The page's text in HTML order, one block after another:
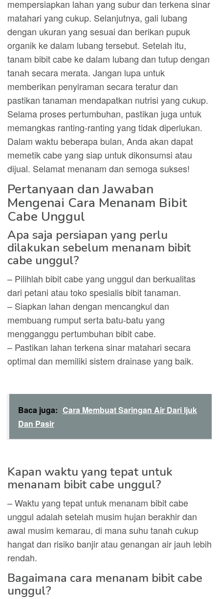
mempersiapkan lahan yang subur dan terkena sinar
matahari yang cukup. Selanjutnya, gali lubang
dengan ukuran yang sesuai dan berikan pupuk
organik ke dalam lubang tersebut. Setelah itu,
tanam bibit cabe ke dalam lubang dan tutup dengan
tanah secara merata. Jangan lupa untuk
memberikan penyiraman secara teratur dan
pastikan tanaman mendapatkan nutrisi yang cukup.
Selama proses pertumbuhan, pastikan juga untuk
memangkas ranting-ranting yang tidak diperlukan.
Dalam waktu beberapa bulan, Anda akan dapat
memetik cabe yang siap untuk dikonsumsi atau
dijual. Selamat menanam dan semoga sukses!
Pertanyaan dan Jawaban
Mengenai Cara Menanam Bibit
Cabe Unggul
Apa saja persiapan yang perlu
dilakukan sebelum menanam bibit
cabe unggul?
– Pilihlah bibit cabe yang unggul dan berkualitas
dari petani atau toko spesialis bibit tanaman.
– Siapkan lahan dengan mencangkul dan
membuang rumput serta batu-batu yang
mengganggu pertumbuhan bibit cabe.
– Pastikan lahan terkena sinar matahari secara
optimal dan memiliki sistem drainase yang baik.
Baca juga: Cara Membuat Saringan Air Dari Ijuk
Dan Pasir
Kapan waktu yang tepat untuk
menanam bibit cabe unggul?
– Waktu yang tepat untuk menanam bibit cabe
unggul adalah setelah musim hujan berakhir dan
awal musim kemarau, di mana suhu tanah cukup
hangat dan risiko banjir atau genangan air jauh lebih
rendah.
Bagaimana cara menanam bibit cabe
unggul?